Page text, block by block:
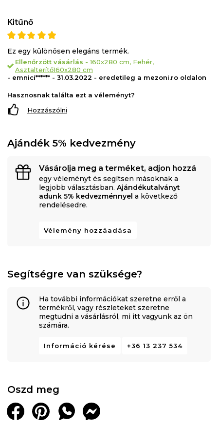
Kitűnő
Ez egy különösen elegáns termék.
Ellenőrzött vásárlás -160x280 cm, Fehér,
Asztalterítő160x280 cm
- emnici****** - 31.03.2022 - eredetileg a mezoni.ro oldalon
Hasznosnak találta ezt a véleményt?
Hozzászólni
Ajándék 5% kedvezmény
Vásárolja meg a terméket, adjon hozzá
egy véleményt és segítsen másoknak a
legjobb választásban. Ajándékutalványt
adunk 5% kedvezménnyel a következő
rendelésedre.
Vélemény hozzáadása
Segítségre van szüksége?
Ha további információkat szeretne erről a
termékről, vagy részleteket szeretne
megtudni a vásárlásról, mi itt vagyunk az ön
számára.
Információ kérése +36 13 237 534
Oszd meg